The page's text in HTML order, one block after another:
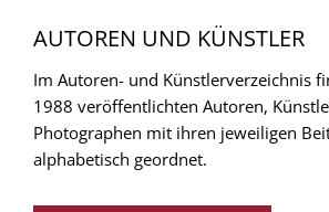
AUTOREN UND KÜNSTLER
Im Autoren- und Künstlerverzeichnis
1988 veröffentlichten Autoren,
Photographen mit ihren jeweiligen
alphabetisch geordnet.